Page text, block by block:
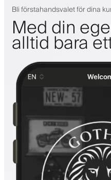
Bli förstahandsvalet för dina
Med din
alltid bara